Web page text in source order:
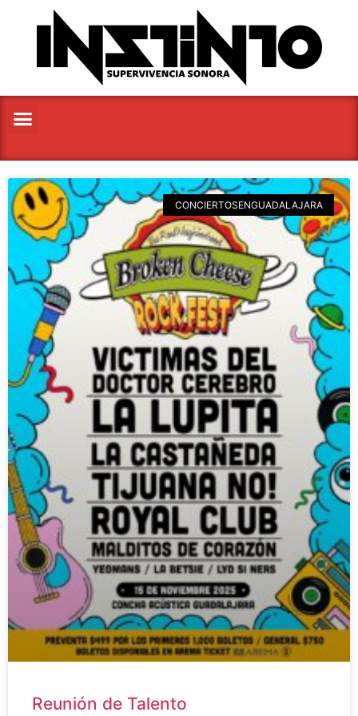
CONCIERTOSENGUADALAJARA
Reunión de Talento